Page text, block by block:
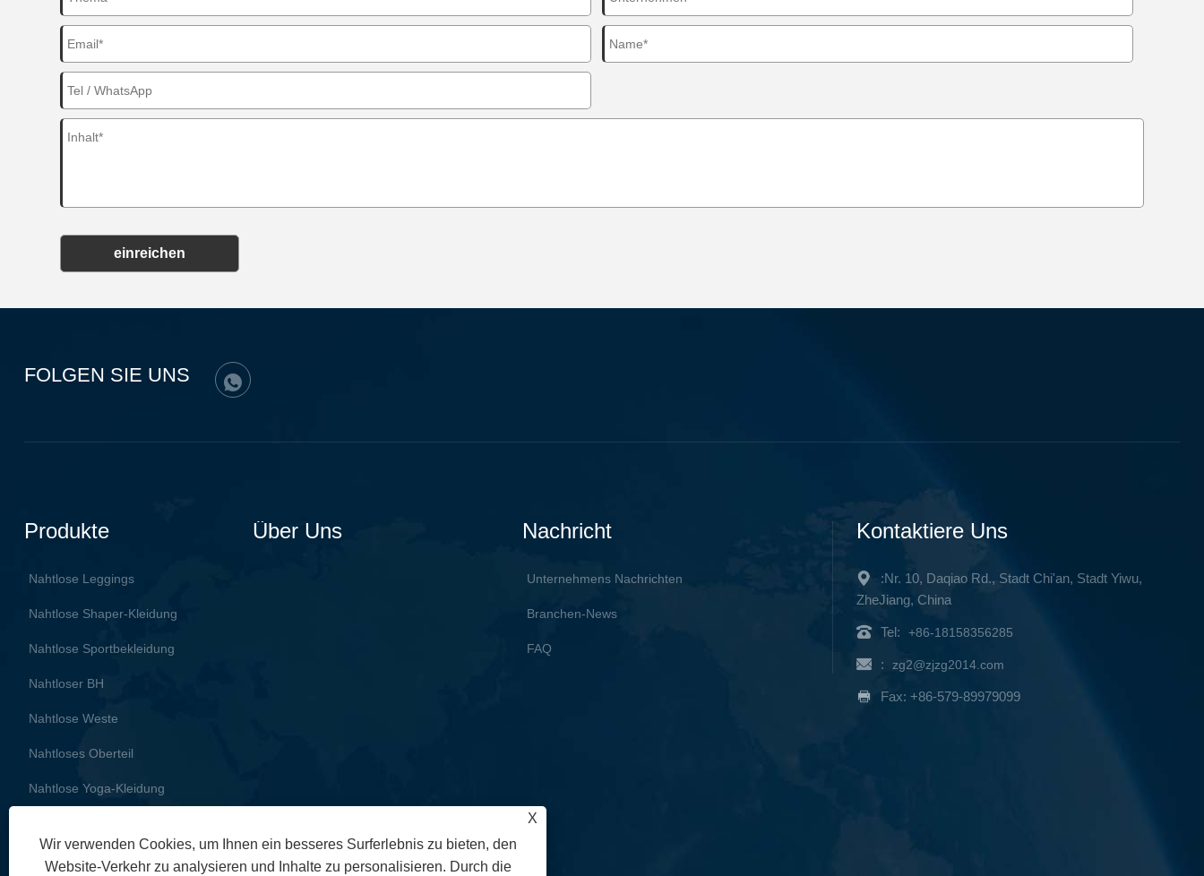
einreichen
FOLGEN SIE UNS
Produkte
Nahtlose Leggings
Nahtlose Shaper-Kleidung
Nahtlose Sportbekleidung
Nahtloser BH
Nahtlose Weste
Nahtloses Oberteil
Nahtlose Yoga-Kleidung
Über Uns Nachricht
Unternehmens Nachrichten
Branchen-News
FAQ
Kontaktiere Uns
:Nr. 10, Daqiao Rd., Stadt Chi'an, Stadt Yiwu,
ZheJiang, China
Tel: +86-18158356285
: zg2@zjzg2014.com
Fax: +86-579-89979099
X
Wir verwenden Cookies, um Ihnen ein besseres Surferlebnis zu bieten, den
Website-Verkehr zu analysieren und Inhalte zu personalisieren. Durch die